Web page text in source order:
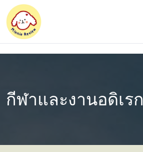
กีฬาและงานอดิเรก